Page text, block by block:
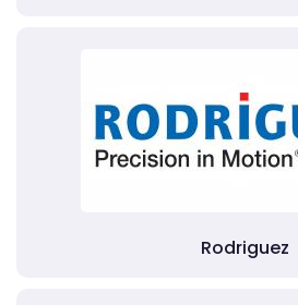
Rodriguez